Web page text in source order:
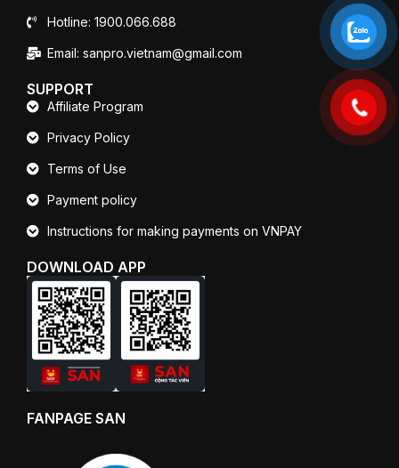
Hotline: 1900.066.688
Email: sanpro.vietnam@gmail.com
SUPPORT
Affiliate Program
Privacy Policy
Terms of Use
Payment policy
Instructions for making payments on VNPAY
DOWNLOAD APP
FANPAGE SAN